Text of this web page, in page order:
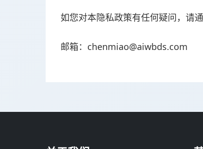
如您对本隐私政策有任何疑问，请
邮箱：chenmiao@aiwbds.com